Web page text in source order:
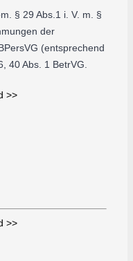
§ 29 Abs.1 i. V. m. §
der
(entsprechend
40 Abs. 1 BetrVG.
>>
>>